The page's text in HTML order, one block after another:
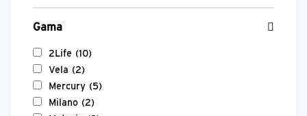
Gama
2Life (10)
Vela (2)
Mercury (5)
Milano (2)